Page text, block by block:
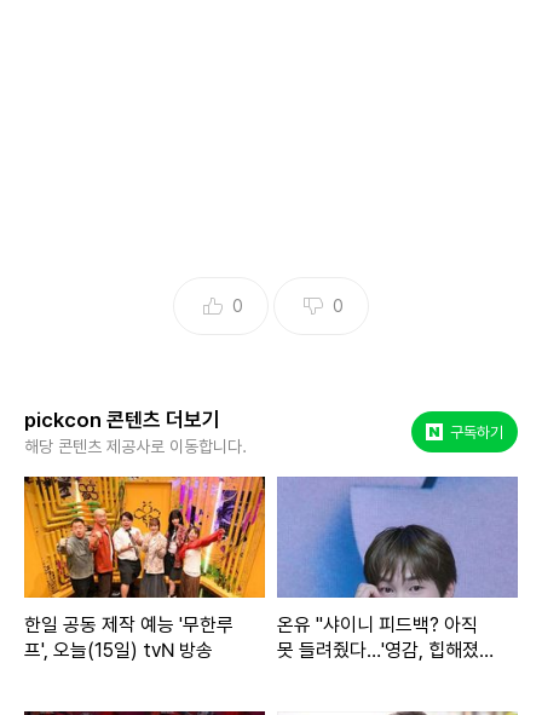
깊게 파인 블랙 색상의 원피스와 꽃 목걸이를 착용한 모습은
한편, 소이현은 인교진과 2014년 결혼, 슬하에 2녀를 두고 있
다.
0 0
pickcon 콘텐츠 더보기
해당 콘텐츠 제공사로 이동합니다.
구독하기
한일 공동 제작 예능 '무한루
프', 오늘(15일) tvN 방송
온유 "샤이니 피드백? 아직
못 들려줬다…'영감, 힙해졌